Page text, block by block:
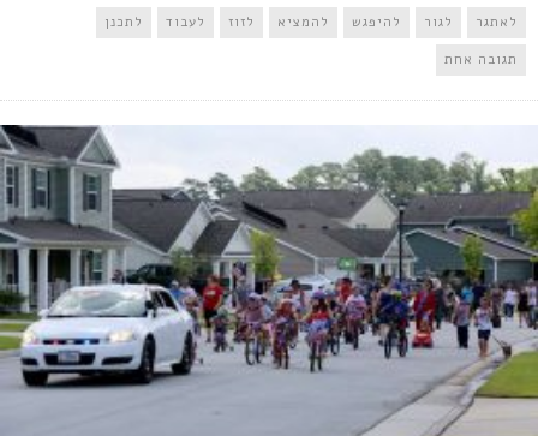
לאתגר לגור להיפגש להמציא לזוז לעבוד לתכנן
תגובה אחת